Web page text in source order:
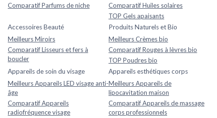
Comparatif Parfums de niche
Comparatif Huiles solaires
TOP Gels apaisants
Accessoires Beauté
Meilleurs Miroirs
Comparatif Lisseurs et fers à
boucler
Produits Naturels et Bio
Meilleurs Crèmes bio
Comparatif Rouges à lèvres bio
TOP Poudres bio
Appareils de soin du visage
Meilleurs Appareils LED visage anti-
âge
Comparatif Appareils
radiofréquence visage
Appareils esthétiques corps
Meilleurs Appareils de
lipocavitation maison
Comparatif Appareils de massage
corps professionnels